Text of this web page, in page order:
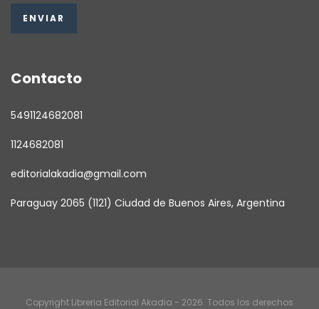
Contacto
5491124682081
1124682081
editorialakadia@gmail.com
Paraguay 2065 (1121) Ciudad de Buenos Aires, Argentina
Copyright Libreria Editorial Akadia - 2026. Todos los derechos